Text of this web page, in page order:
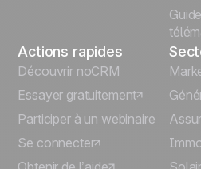
Actions rapides
Découvrir noCRM
Essayer gratuitement
Participer à un webinaire
Se connecter